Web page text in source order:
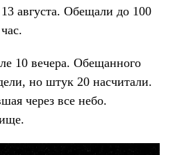
августа. Обещали до 100
10 вечера. Обещанного
но штук 20 насчитали.
через все небо.